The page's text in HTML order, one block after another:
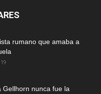
rumano que amaba a
Gellhorn nunca fue la